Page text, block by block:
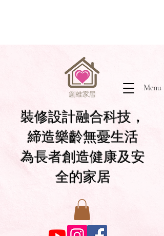
Menu
裝修設計融合科技，
締造樂齡無憂生活
為長者創造健康及安
全的家居